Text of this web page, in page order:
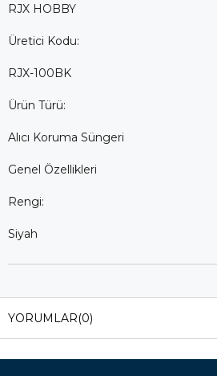
RJX HOBBY
Üretici Kodu:
RJX-100BK
Ürün Türü:
Alıcı Koruma Süngeri
Genel Özellikleri
Rengi:
Siyah
YORUMLAR(0)